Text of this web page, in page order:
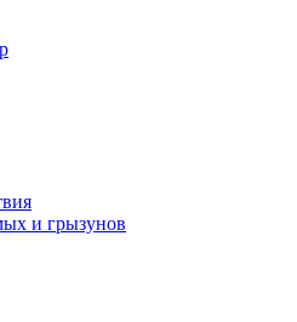
и грызунов